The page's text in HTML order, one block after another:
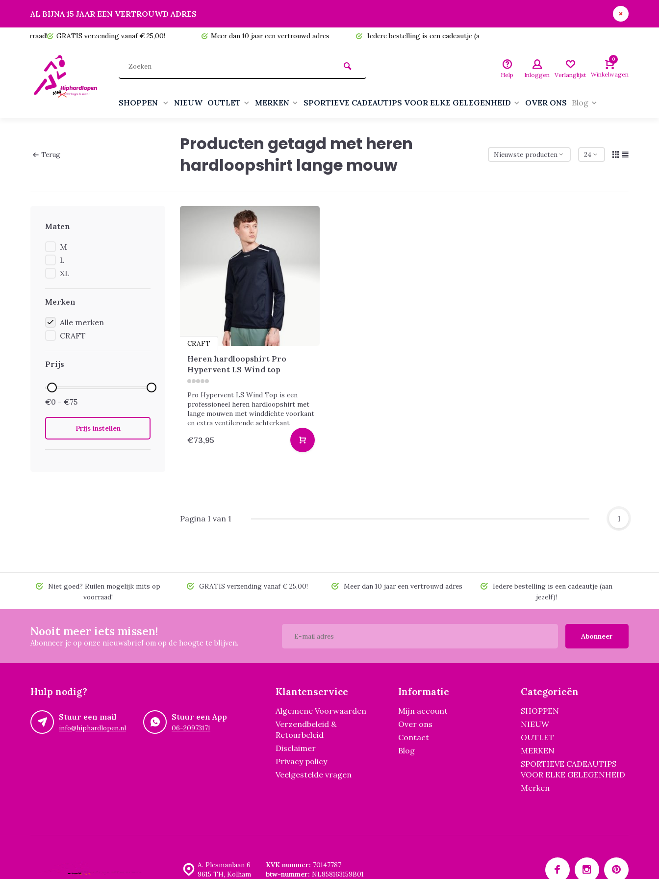
AL BIJNA 15 JAAR EEN VERTROUWD ADRES
GRATIS verzending vanaf € 25,00! Meer dan 10 jaar een vertrouwd adres Iedere bestelling is een cadeautje (aan jezelf)!
Help Inloggen Verlanglijst
0
Winkelwagen
SHOPPEN NIEUW OUTLET MERKEN SPORTIEVE CADEAUTIPS VOOR ELKE GELEGENHEID OVER ONS Blog
Terug
Producten getagd met heren
hardloopshirt lange mouw
Maten
M
L
XL
Merken
Alle merken
CRAFT
Prijs
€0 - €75
Prijs instellen
CRAFT
Heren hardloopshirt Pro
Hypervent LS Wind top
Pro Hypervent LS Wind Top is een
professioneel heren hardloopshirt met
lange mouwen met winddichte voorkant
en extra ventilerende achterkant
€73,95
Pagina 1 van 1 1
Niet goed? Ruilen mogelijk mits op
voorraad!
GRATIS verzending vanaf € 25,00! Meer dan 10 jaar een vertrouwd adres
Iedere bestelling is een cadeautje (aan
jezelf)!
Nooit meer iets missen!
Abonneer je op onze nieuwsbrief om op de hoogte te blijven.
Abonneer
Hulp nodig?
Stuur een mail
info@hiphardlopen.nl
Stuur een App
06-20973171
Klantenservice
Algemene Voorwaarden
Verzendbeleid &
Retourbeleid
Disclaimer
Privacy policy
Veelgestelde vragen
Informatie
Mijn account
Over ons
Contact
Blog
Categorieën
SHOPPEN
NIEUW
OUTLET
MERKEN
SPORTIEVE CADEAUTIPS
VOOR ELKE GELEGENHEID
Merken
A. Plesmanlaan 6
9615 TH, Kolham
KVK nummer: 70147787
btw-nummer: NL858163159B01